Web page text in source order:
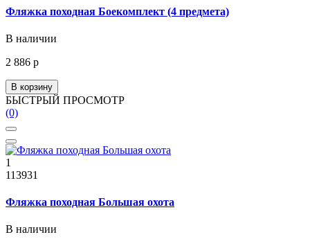
Фляжка походная Боекомплект (4 предмета)
В наличии
2 886 р
В корзину
БЫСТРЫЙ ПРОСМОТР
(0)
1
113931
Фляжка походная Большая охота
В наличии